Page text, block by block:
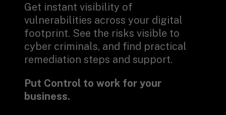
Get instant visibility of
vulnerabilities across your digital
footprint. See the risks visible to
cyber criminals, and find practical
remediation steps and support.
Put Control to work for your
business.